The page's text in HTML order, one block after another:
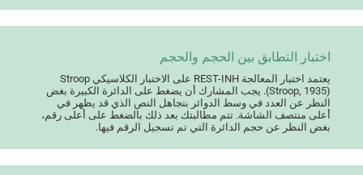
اختبار التطابق بين الحجم والحجم
يعتمد اختبار المعالجة REST-INH على الاختبار الكلاسيكي Stroop
(Stroop, 1935). يجب المشارك أن يضغط على الدائرة الكبيرة بغض
النظر عن العدد في وسط الدوائر بتجاهل النص الذي قد يظهر في
أعلى منتصف الشاشة. تتم مطالبتك بعد ذلك بالضغط على أعلى رقم،
بغض النظر عن حجم الدائرة التي تم تسجيل الرقم فيها.